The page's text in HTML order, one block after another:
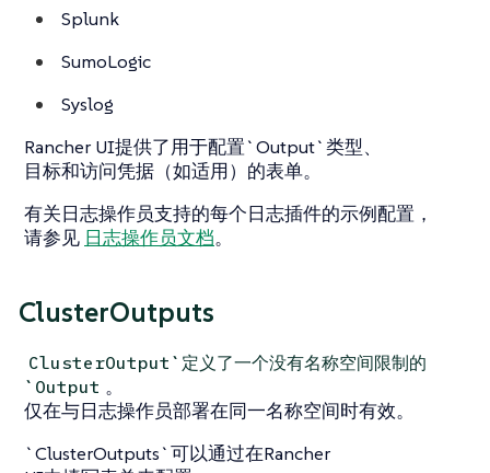
Splunk
SumoLogic
Syslog
Rancher UI提供了用于配置`Output`类型、
目标和访问凭据（如适用）的表单。
有关日志操作员支持的每个日志插件的示例配置，
请参见 日志操作员文档。
ClusterOutputs
ClusterOutput`定义了一个没有名称空间限制的
`Output 。
仅在与日志操作员部署在同一名称空间时有效。
`ClusterOutputs`可以通过在Rancher